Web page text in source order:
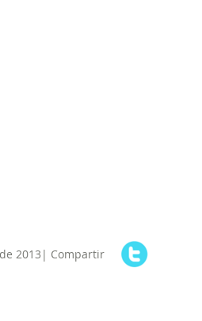
2013| Compartir